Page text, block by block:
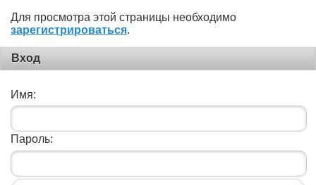
Для просмотра этой страницы необходимо
зарегистрироваться.
Вход
Имя:
Пароль: